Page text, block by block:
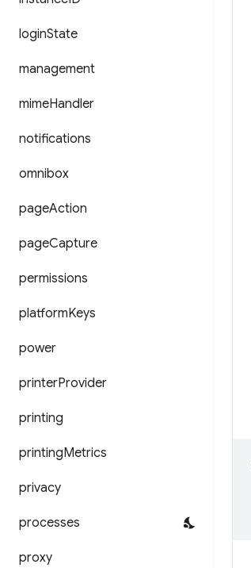
loginState
management
mimeHandler
notifications
omnibox
pageAction
pageCapture
permissions
platformKeys
power
printerProvider
printing
printingMetrics
privacy
processes
proxy